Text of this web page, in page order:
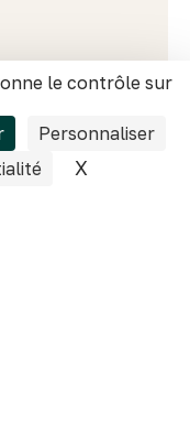
le contrôle sur
Personnaliser
X